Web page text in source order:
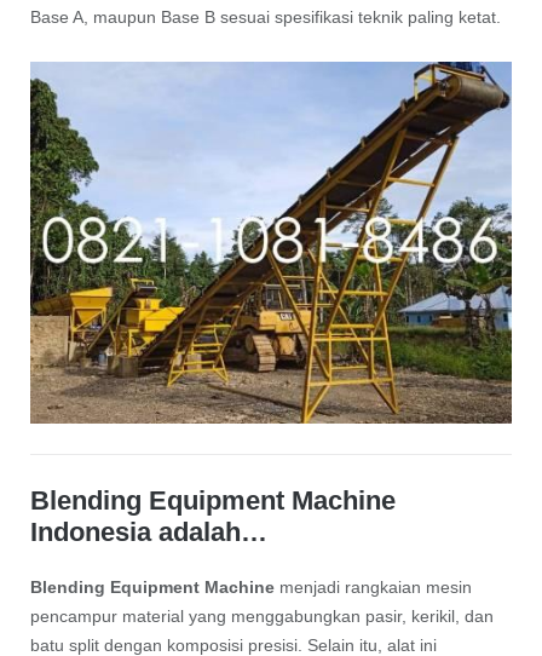
Base A, maupun Base B sesuai spesifikasi teknik paling ketat.
Blending Equipment Machine
Indonesia adalah…
Blending Equipment Machinemenjadi rangkaian mesin
pencampur material yang menggabungkan pasir, kerikil, dan
batu split dengan komposisi presisi. Selain itu, alat ini